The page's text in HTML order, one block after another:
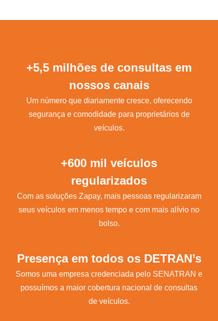
+5,5 milhões de consultas em
nossos canais
Um número que diariamente cresce, oferecendo
segurança e comodidade para proprietários de
veículos.
+600 mil veículos
regularizados
Com as soluções Zapay, mais pessoas regularizaram
seus veículos em menos tempo e com mais alívio no
bolso.
Presença em todos os DETRAN’s
Somos uma empresa credenciada pelo SENATRAN e
possuímos a maior cobertura nacional de consultas
de veículos.